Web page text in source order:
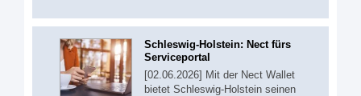
Schleswig-Holstein: Nect fürs
Serviceportal
[02.06.2026] Mit der Nect Wallet
bietet Schleswig-Holstein seinen